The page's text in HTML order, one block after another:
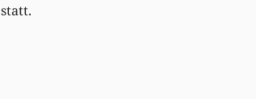
statt.